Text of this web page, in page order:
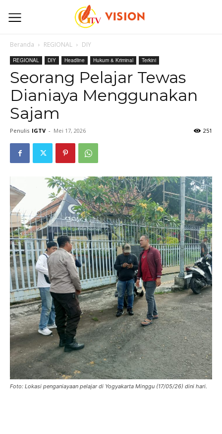
Beranda REGIONAL DIY
REGIONAL DIY Headline Hukum & Kriminal Terkini
Seorang Pelajar Tewas
Dianiaya Menggunakan
Sajam
Penulis IGTV - Mei 17, 2026 251
Foto: Lokasi penganiayaan pelajar di Yogyakarta Minggu (17/05/26) dini hari.